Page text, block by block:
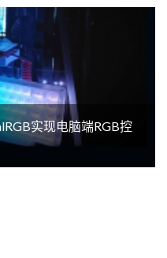
实现电脑端RGB控